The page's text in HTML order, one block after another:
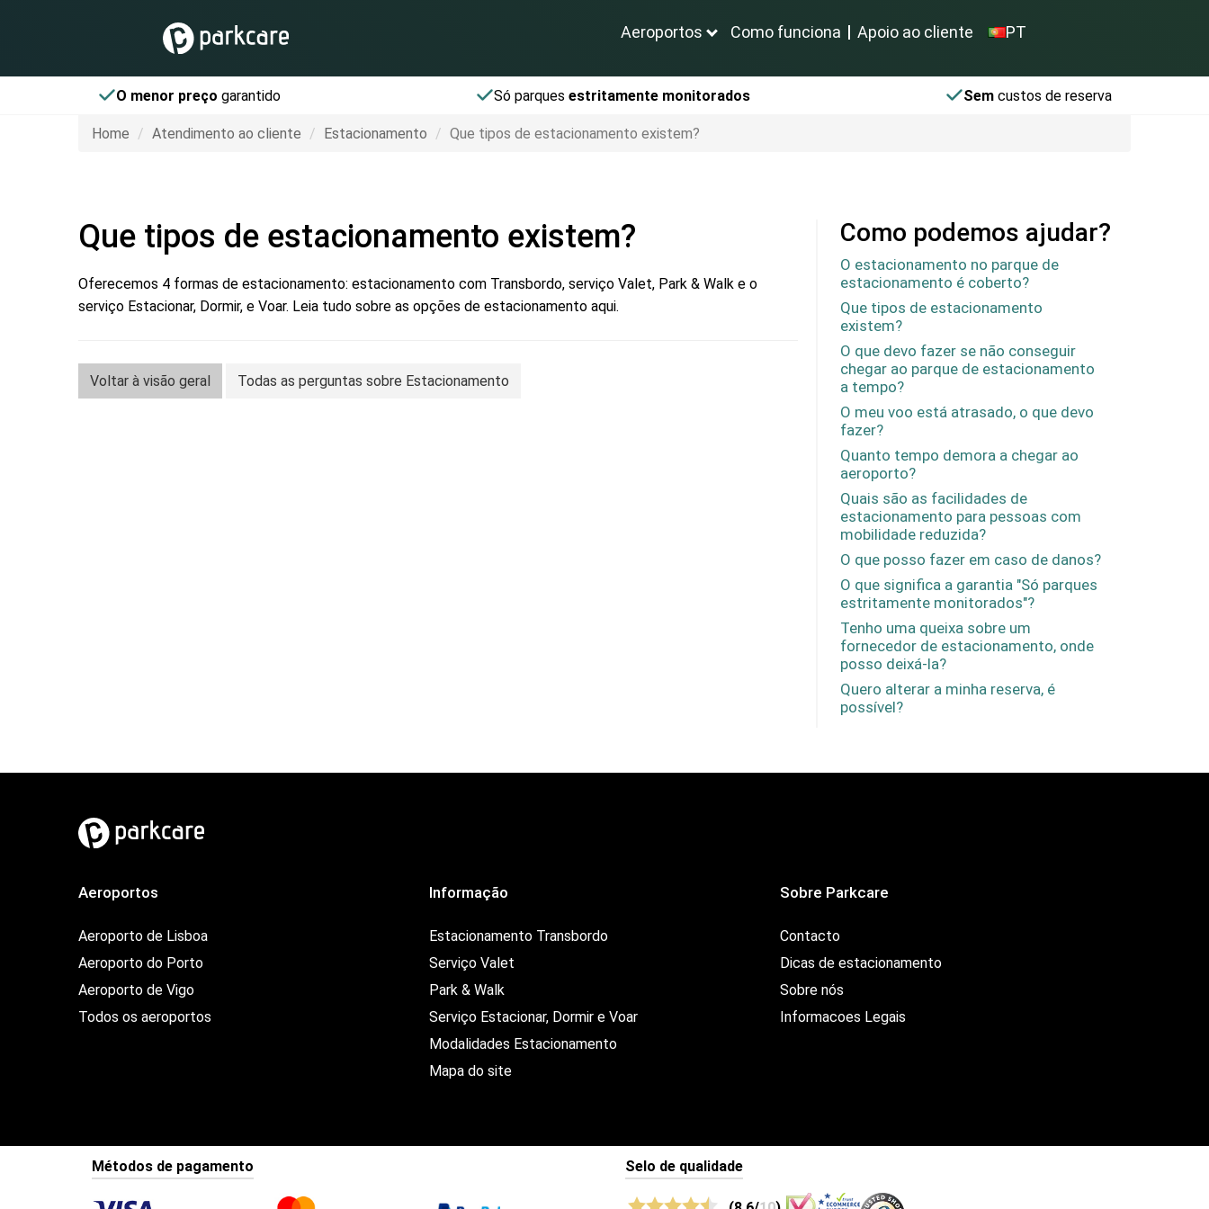
Aeroportos Como funciona Apoio ao cliente PT
O menor preço garantido Só parques estritamente monitorados Semcustos de reserva
Home Atendimento ao cliente Estacionamento Que tipos de estacionamento existem?
Que tipos de estacionamento existem?
Oferecemos 4 formas de estacionamento: estacionamento com Transbordo, serviço Valet, Park & Walk e o
serviço Estacionar, Dormir, e Voar. Leia tudo sobre as opções de estacionamento aqui.
Voltar à visão geral Todas as perguntas sobre Estacionamento
Como podemos ajudar?
O estacionamento no parque de
estacionamento é coberto?
Que tipos de estacionamento
existem?
O que devo fazer se não conseguir
chegar ao parque de estacionamento
a tempo?
O meu voo está atrasado, o que devo
fazer?
Quanto tempo demora a chegar ao
aeroporto?
Quais são as facilidades de
estacionamento para pessoas com
mobilidade reduzida?
O que posso fazer em caso de danos?
O que significa a garantia "Só parques
estritamente monitorados"?
Tenho uma queixa sobre um
fornecedor de estacionamento, onde
posso deixá-la?
Quero alterar a minha reserva, é
possível?
Aeroportos
Aeroporto de Lisboa
Aeroporto do Porto
Aeroporto de Vigo
Todos os aeroportos
Informação
Estacionamento Transbordo
Serviço Valet
Park & Walk
Serviço Estacionar, Dormir e Voar
Modalidades Estacionamento
Mapa do site
Sobre Parkcare
Contacto
Dicas de estacionamento
Sobre nós
Informacoes Legais
Métodos de pagamento Selo de qualidade